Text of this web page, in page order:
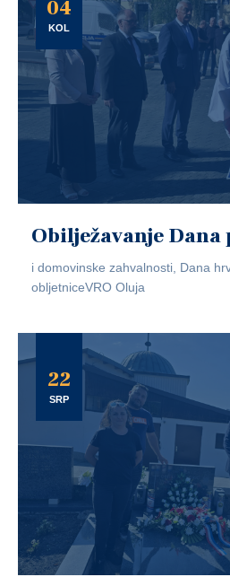
04
KOL
Obilježavanje Dana
i domovinske zahvalnosti, Dana
obljetniceVRO Oluja
22
SRP